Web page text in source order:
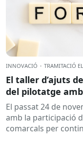
INNOVACIÓ · TRAMITACIÓ
El taller d’ajuts
del pilotatge amb
El passat 24 de
amb la participació
comarcals per